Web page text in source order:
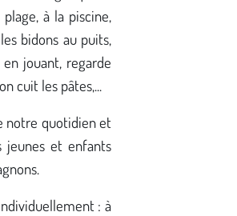
à la piscine,
bidons au puits,
jouant, regarde
cuit les pâtes,...
notre quotidien et
jeunes et enfants
: à